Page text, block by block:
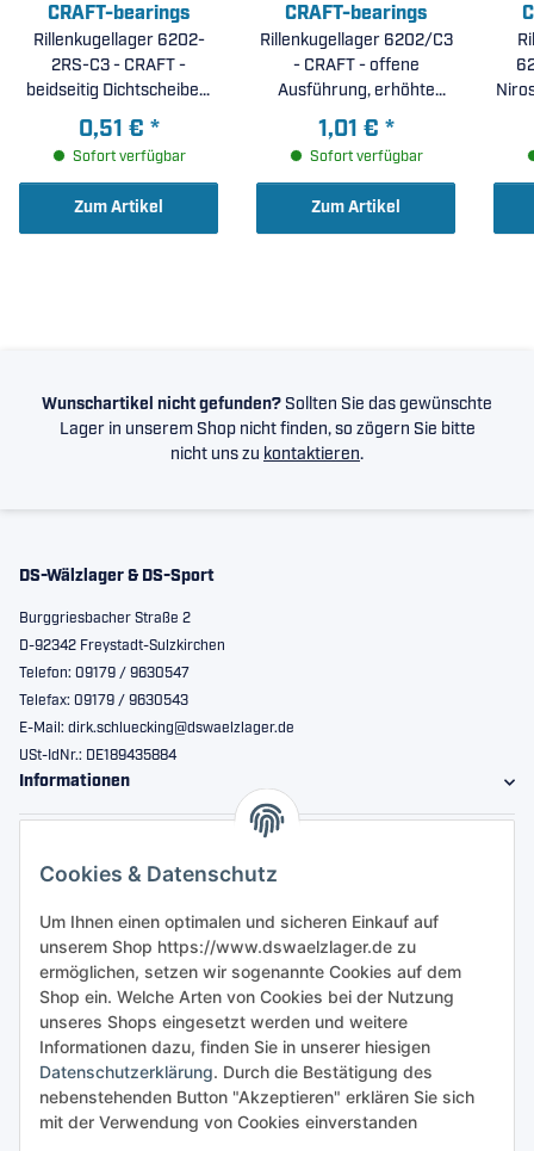
Cookies & Datenschutz
Um Ihnen einen optimalen und sicheren Einkauf auf
unserem Shop https://www.dswaelzlager.de zu
ermöglichen, setzen wir sogenannte Cookies auf dem
Shop ein. Welche Arten von Cookies bei der Nutzung
unseres Shops eingesetzt werden und weitere
Informationen dazu, finden Sie in unserer hiesigen
Datenschutzerklärung. Durch die Bestätigung des
nebenstehenden Button "Akzeptieren" erklären Sie sich
mit der Verwendung von Cookies einverstanden
CRAFT-bearings
Rillenkugellager 6202-
2RS-C3 - CRAFT -
beidseitig Dichtscheiben,
erhöhte radiale Lagerluft
C3 ( 15x35x11mm )
0,51 € *
Sofort verfügbar
Zum Artikel
CRAFT-bearings
Rillenkugellager 6202/C3
- CRAFT - offene
Ausführung, erhöhte
radiale Lagerluft C3 (
15x35x11mm )
1,01 € *
Sofort verfügbar
Zum Artikel
Wunschartikel nicht gefunden? Sollten Sie das gewünschte
Lager in unserem Shop nicht finden, so zögern Sie bitte
nicht uns zu kontaktieren.
DS-Wälzlager & DS-Sport
Burggriesbacher Straße 2
D-92342 Freystadt-Sulzkirchen
Telefon: 09179 / 9630547
Telefax: 09179 / 9630543
E-Mail: dirk.schluecking@dswaelzlager.de
USt-IdNr.: DE189435884
Informationen